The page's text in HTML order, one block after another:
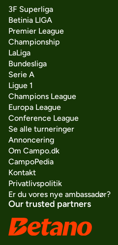
3F Superliga
Betinia LIGA
Premier League
Championship
LaLiga
Bundesliga
Serie A
Ligue 1
Champions League
Europa League
Conference League
Se alle turneringer
Annoncering
Om Campo.dk
CampoPedia
Kontakt
Privatlivspolitik
Er du vores nye ambassadør?
Our trusted partners